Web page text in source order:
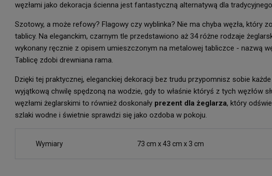
węzłami jako dekoracja ścienna jest fantastyczną alternatywą dla
Szotowy, a może refowy? Flagowy czy wyblinka? Nie ma chyba węzła, który
tablicy. Na eleganckim, czarnym tle przedstawiono aż 34 różne rodzaje
wykonany ręcznie z opisem umieszczonym na metalowej tabliczce - nazwą
Tablicę zdobi drewniana rama.
Dzięki tej praktycznej, eleganckiej dekoracji bez trudu przypomnisz sobie
wyjątkową chwilę spędzoną na wodzie, gdy to właśnie któryś z tych węzłów
węzłami żeglarskimi to również doskonały prezent dla żeglarza, który
szlaki wodne i świetnie sprawdzi się jako ozdoba w pokoju.
Wymiary 73 cm x 43 cm x 3 cm